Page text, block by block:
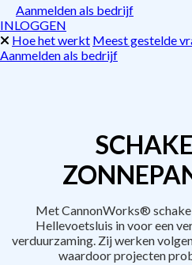
Aanmelden als bedrijf
INLOGGEN
Hoe het werkt Meest gestelde
Aanmelden als bedrijf
Met CannonWorks®
Hellevoetsluis in voor een
verduurzaming. Zij werken
waardoor projecten